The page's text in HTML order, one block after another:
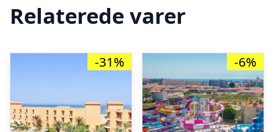
Relaterede varer
-31% -6%